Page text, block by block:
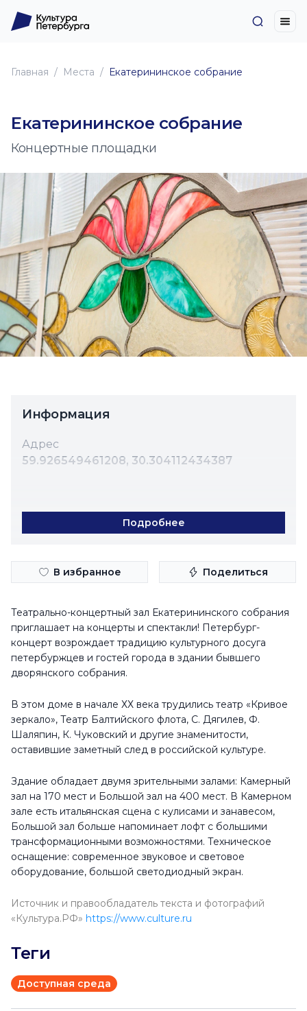
Главная Места Екатерининское собрание
Екатерининское собрание
Концертные площадки
Информация
Адрес
59.926549461208, 30.304112434387
Контакты
director@petroconcert.spb.ru
petroconcert.spb.ru
+7 (812) 779-10-97
Расписание
Понедельник
10:00 - 22:00
Вторник
10:00 - 22:00
Среда
10:00 - 22:00
Четверг
10:00 - 22:00
Пятница
10:00 - 22:00
Суббота
10:00 - 22:00
Воскресенье
10:00 - 22:00
Подробнее
В избранное Поделиться
Театрально-концертный зал Екатерининского собрания
приглашает на концерты и спектакли! Петербург-
концерт возрождает традицию культурного досуга
петербуржцев и гостей города в здании бывшего
дворянского собрания.
В этом доме в начале ХХ века трудились театр «Кривое
зеркало», Театр Балтийского флота, С. Дягилев, Ф.
Шаляпин, К. Чуковский и другие знаменитости,
оставившие заметный след в российской культуре.
Здание обладает двумя зрительными залами: Камерный
зал на 170 мест и Большой зал на 400 мест. В Камерном
зале есть итальянская сцена с кулисами и занавесом,
Большой зал больше напоминает лофт с большими
трансформационными возможностями. Техническое
оснащение: современное звуковое и световое
оборудование, большой светодиодный экран.
Источник и правообладатель текста и фотографий
«Культура.РФ» https://www.culture.ru
Теги
Доступная среда